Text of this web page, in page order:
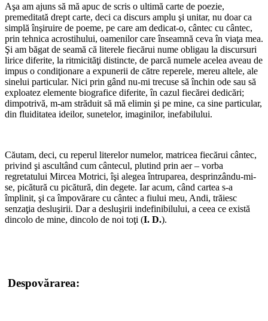
Aşa am ajuns să mă apuc de scris o ultimă carte de poezie,
premeditată drept carte, deci ca discurs amplu şi unitar, nu doar ca
simplă înşiruire de poeme, pe care am dedicat-o, cântec cu cântec,
prin tehnica acrostihului, oamenilor care înseamnă ceva în viaţa mea.
Şi am băgat de seamă că literele fiecărui nume obligau la discursuri
lirice diferite, la ritmicităţi distincte, de parcă numele acelea aveau de
impus o condiţionare a expunerii de către reperele, mereu altele, ale
sinelui particular. Nici prin gând nu-mi trecuse să închin ode sau să
exploatez elemente biografice diferite, în cazul fiecărei dedicări;
dimpotrivă, m-am străduit să mă elimin şi pe mine, ca sine particular,
din fluiditatea ideilor, sunetelor, imaginilor, inefabilului.
Căutam, deci, cu reperul literelor numelor, matricea fiecărui cântec,
privind şi ascultând cum cântecul, plutind prin aer – vorba
regretatului Mircea Motrici, îşi alegea întruparea, desprinzându-mi-
se, picătură cu picătură, din degete. Iar acum, când cartea s-a
împlinit, şi ca împovărare cu cântec a fiului meu, Andi, trăiesc
senzaţia desluşirii. Dar a desluşirii indefinibilului, a ceea ce există
dincolo de mine, dincolo de noi toţi (I. D.).
Despovărarea: